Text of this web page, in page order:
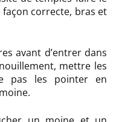
façon correcte, bras et
avant d’entrer dans
mettre les
pas les pointer en